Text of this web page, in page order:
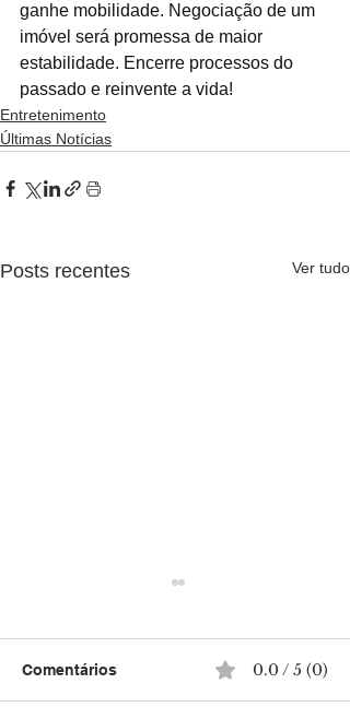
ganhe mobilidade. Negociação de um
imóvel será promessa de maior
estabilidade. Encerre processos do
passado e reinvente a vida!
Entretenimento
Últimas Notícias
Posts recentes Ver tudo
Comentários 0.0 / 5 (0)